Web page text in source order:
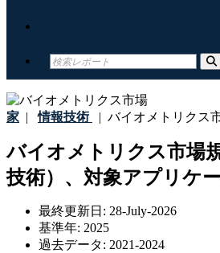
家 | 情報技術 | バイオメトリクス
バイオメトリクス市場
技術）、対象アプリケ
最終更新日: 28-July-2026
基準年: 2025
過去データ: 2021-2024